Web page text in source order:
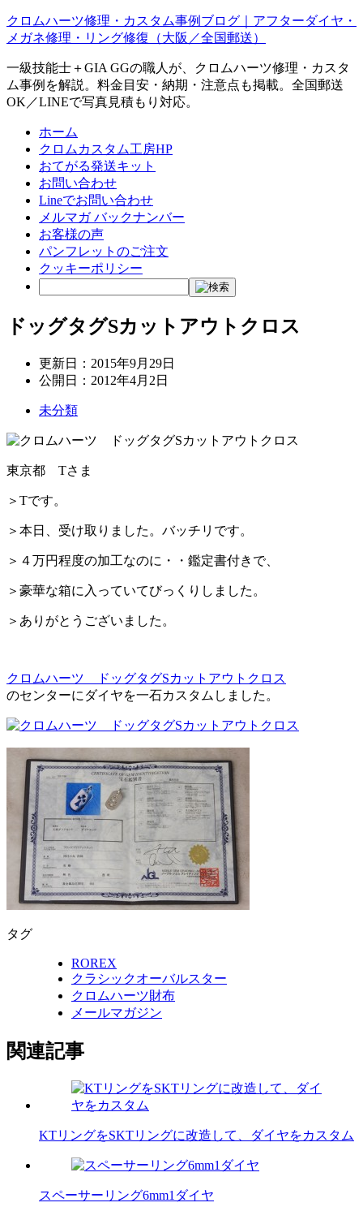
クロムハーツ修理・カスタム事例ブログ｜アフターダイヤ・
メガネ修理・リング修復（大阪／全国郵送）
一級技能士＋GIA GGの職人が、クロムハーツ修理・カスタ
ム事例を解説。料金目安・納期・注意点も掲載。全国郵送
OK／LINEで写真見積もり対応。
ホーム
クロムカスタム工房HP
おてがる発送キット
お問い合わせ
Lineでお問い合わせ
メルマガ バックナンバー
お客様の声
パンフレットのご注文
クッキーポリシー
ドッグタグSカットアウトクロス
更新日： 2015年9月29日
公開日： 2012年4月2日
未分類
東京都 Tさま
＞Tです。
＞本日、受け取りました。バッチリです。
＞４万円程度の加工なのに・・鑑定書付きで、
＞豪華な箱に入っていてびっくりしました。
＞ありがとうございました。
クロムハーツ ドッグタグSカットアウトクロス
のセンターにダイヤを一石カスタムしました。
タグ
ROREX
クラシックオーバルスター
クロムハーツ財布
メールマガジン
関連記事
KTリングをSKTリングに改造して、ダイヤをカスタム
スペーサーリング6mm1ダイヤ